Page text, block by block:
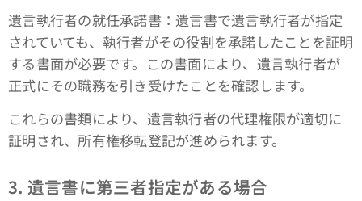
遺言執行者の就任承諾書：遺言書で遺言執行者が指定
されていても、執行者がその役割を承諾したことを証明
する書面が必要です。この書面により、遺言執行者が
正式にその職務を引き受けたことを確認します。
これらの書類により、遺言執行者の代理権限が適切に
証明され、所有権移転登記が進められます。
3. 遺言書に第三者指定がある場合